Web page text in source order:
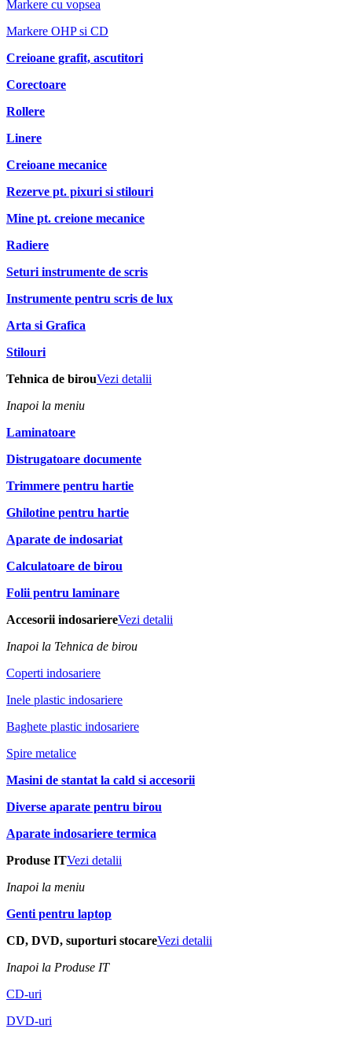
Markere cu vopsea
Markere OHP si CD
Creioane grafit, ascutitori
Corectoare
Rollere
Linere
Creioane mecanice
Rezerve pt. pixuri si stilouri
Mine pt. creione mecanice
Radiere
Seturi instrumente de scris
Instrumente pentru scris de lux
Arta si Grafica
Stilouri
Tehnica de birouVezi detalii
Inapoi la meniu
Laminatoare
Distrugatoare documente
Trimmere pentru hartie
Ghilotine pentru hartie
Aparate de indosariat
Calculatoare de birou
Folii pentru laminare
Accesorii indosariereVezi detalii
Inapoi la Tehnica de birou
Coperti indosariere
Inele plastic indosariere
Baghete plastic indosariere
Spire metalice
Masini de stantat la cald si accesorii
Diverse aparate pentru birou
Aparate indosariere termica
Produse ITVezi detalii
Inapoi la meniu
Genti pentru laptop
CD, DVD, suporturi stocareVezi detalii
Inapoi la Produse IT
CD-uri
DVD-uri